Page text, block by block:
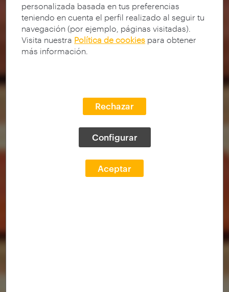
personalizada basada en tus preferencias
teniendo en cuenta el perfil realizado al seguir tu
navegación (por ejemplo, páginas visitadas).
Visita nuestra Política de cookies para obtener
más información.
Rechazar
Configurar
Aceptar